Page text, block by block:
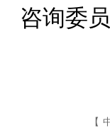
咨询委
【